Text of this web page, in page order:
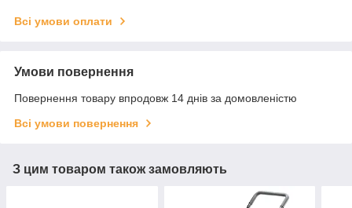
Всі умови оплати
Умови повернення
Повернення товару впродовж 14 днів за домовленістю
Всі умови повернення
З цим товаром також замовляють